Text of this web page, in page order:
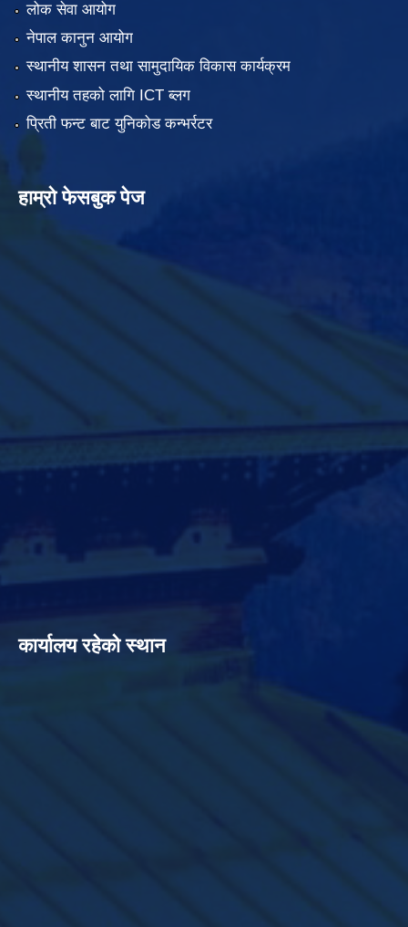
लोक सेवा आयोग
नेपाल कानुन आयोग
स्थानीय शासन तथा सामुदायिक विकास कार्यक्रम
स्थानीय तहको लागि ICT ब्लग
प्रिती फन्ट बाट युनिकोड कन्भर्रटर
हाम्रो फेसबुक पेज
कार्यालय रहेको स्थान